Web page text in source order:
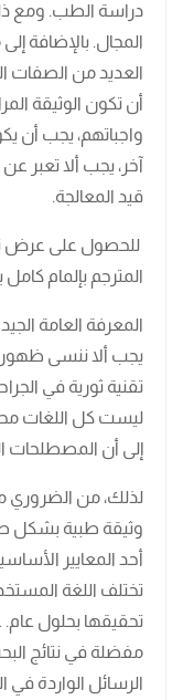
دراسة الطب. ومع
المجال. بالإضافة
العديد من الصفات
أن تكون الوثيقة
واجباتهم، يجب أن
آخر، يجب ألا تعبر
قيد المعالجة.
للحصول على عرض
المترجم بإلمام
المعرفة العامة
يجب ألا ننسى
تقنية ثورية في
ليست كل اللغات
إلى أن المصطلحات
لذلك، من الضروري
وثيقة طبية بشكل
أحد المعايير
تختلف اللغة
تحقيقها بحلول
مفضلة في نتائج
الرسائل الواردة